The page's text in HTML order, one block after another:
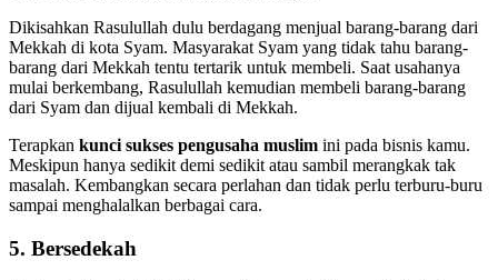
Dikisahkan Rasulullah dulu berdagang menjual barang-barang dari
Mekkah di kota Syam. Masyarakat Syam yang tidak tahu barang-
barang dari Mekkah tentu tertarik untuk membeli. Saat usahanya
mulai berkembang, Rasulullah kemudian membeli barang-barang
dari Syam dan dijual kembali di Mekkah.
Terapkan kunci sukses pengusaha muslim ini pada bisnis kamu.
Meskipun hanya sedikit demi sedikit atau sambil merangkak tak
masalah. Kembangkan secara perlahan dan tidak perlu terburu-buru
sampai menghalalkan berbagai cara.
5. Bersedekah